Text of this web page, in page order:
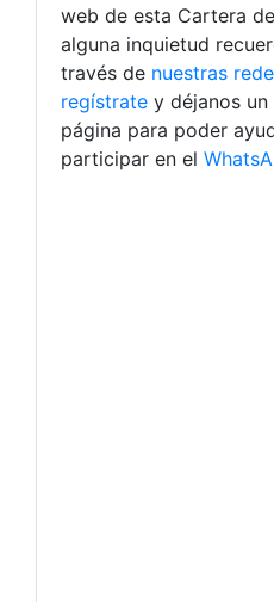
web de esta Cartera
alguna inquietud
través de nuestras
regístrate y déjanos un
página para poder
participar en el